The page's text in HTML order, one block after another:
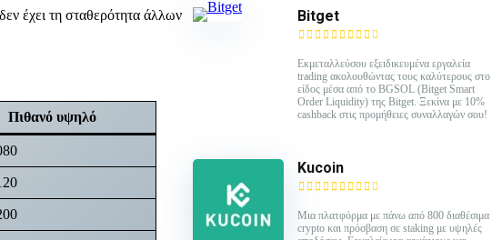
έχει τη σταθερότητα άλλων
Πιθανό υψηλό
Bitget
Εκμεταλλεύσου εξειδικευμένα εργαλεία
trading ακολουθώντας τους καλύτερους στο
είδος μέσα από το BGSOL (Bitget Smart
Order Liquidity) της Bitget. Ξεκίνα με 10%
cashback στις προμήθειες συναλλαγών σου!
Kucoin
Mια πλατφόρμα με πάνω από 800 διαθέσιμα
crypto και πρόσβαση σε staking με υψηλές